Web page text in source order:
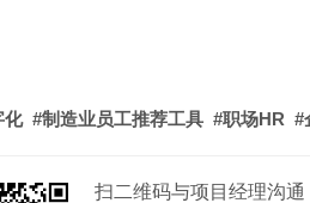
#制造业员工推荐工具 #职场HR
扫二维码与项目经理沟通